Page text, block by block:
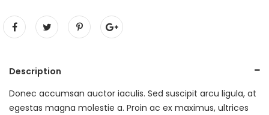
Description
Donec accumsan auctor iaculis. Sed suscipit arcu ligula, at
egestas magna molestie a. Proin ac ex maximus, ultrices